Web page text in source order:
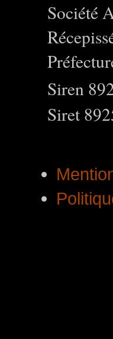
Société
Siren
Siret